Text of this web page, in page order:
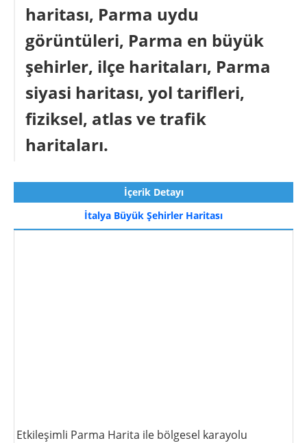
haritası, Parma uydu
görüntüleri, Parma en büyük
şehirler, ilçe haritaları, Parma
siyasi haritası, yol tarifleri,
fiziksel, atlas ve trafik
haritaları.
İçerik Detayı
İtalya Büyük Şehirler Haritası
Etkileşimli Parma Harita ile bölgesel karayolu